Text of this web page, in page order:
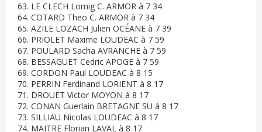
63. LE CLECH Lomig C. ARMOR à 7 34
64. COTARD Theo C. ARMOR à 7 34
65. AZILE LOZACH Julien OCÉANE à 7 39
66. PRIOLET Maxime LOUDEAC à 7 59
67. POULARD Sacha AVRANCHE à 7 59
68. BESSAGUET Cedric APOGE à 7 59
69. CORDON Paul LOUDEAC à 8 15
70. PERRIN Ferdinand LORIENT à 8 17
71. DROUET Victor MOYON à 8 17
72. CONAN Guerlain BRETAGNE SU à 8 17
73. SILLIAU Nicolas LOUDEAC à 8 17
74. MAITRE Florian LAVAL à 8 17